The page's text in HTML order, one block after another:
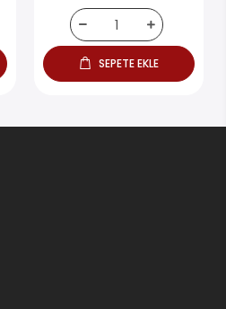
SEPETE EKLE